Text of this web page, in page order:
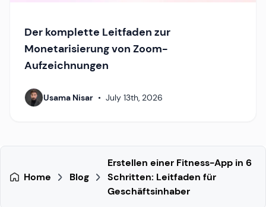
Der komplette Leitfaden zur
Monetarisierung von Zoom-
Aufzeichnungen
Usama Nisar • July 13th, 2026
Home Blog
Erstellen einer Fitness-App in 6
Schritten: Leitfaden für
Geschäftsinhaber